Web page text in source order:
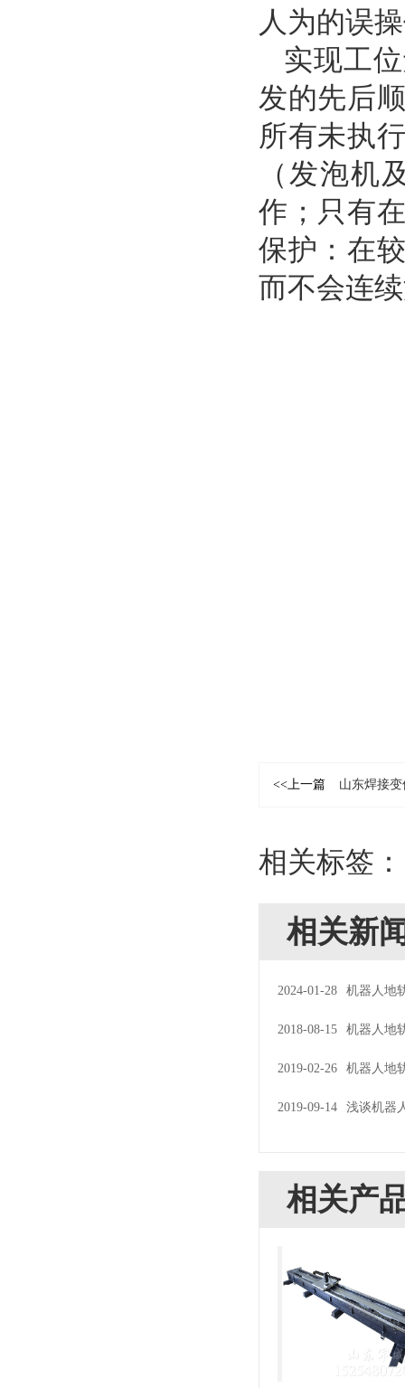
人为的误
实现工
发的先后
所有未执
（发泡机
作；只有
保护：在
而不会连
<<上一篇 山东焊接
相关标签
相关新
2024-01-28 机器人地
2018-08-15 机器人地
2019-02-26 机器人地
2019-09-14 浅谈机器
相关产